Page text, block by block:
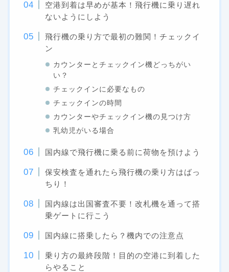
空港到着は早めが基本！飛行機に乗り遅れ
ないようにしよう
飛行機の乗り方で最初の難関！チェックイ
ン
カウンターとチェックイン機どっちがい
い？
チェックインに必要なもの
チェックインの時間
カウンターやチェックイン機の見つけ方
乳幼児がいる場合
国内線で飛行機に乗る前に荷物を預けよう
保安検査を通れたら飛行機の乗り方はばっ
ちり！
国内線は出国審査不要！改札機を通って搭
乗ゲートに行こう
国内線に搭乗したら？機内での注意点
乗り方の最終段階！目的の空港に到着した
らやること